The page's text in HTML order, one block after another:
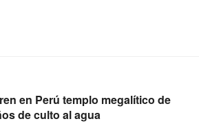
en Perú templo megalítico de
de culto al agua